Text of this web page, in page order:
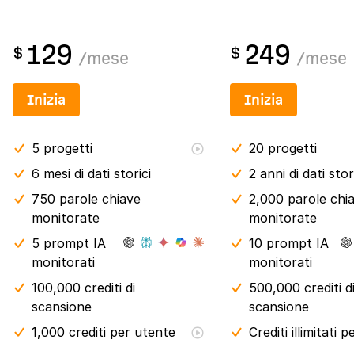
$ 129 /mese $ 249 /mese
Inizia Inizia
5 progetti
6 mesi di dati storici
750 parole chiave
monitorate
5 prompt IA
monitorati
100,000 crediti di
scansione
1,000 crediti per utente
20 progetti
2 anni di dati
2,000 parole
monitorate
10 prompt IA
monitorati
500,000 crediti di
scansione
Crediti illimitati